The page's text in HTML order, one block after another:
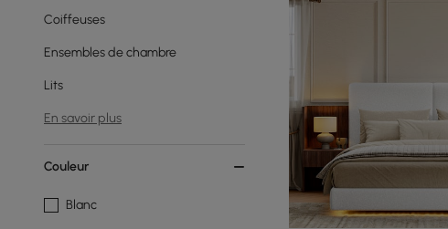
Coiffeuses
Ensembles de chambre
Lits
En savoir plus
Couleur
Blanc